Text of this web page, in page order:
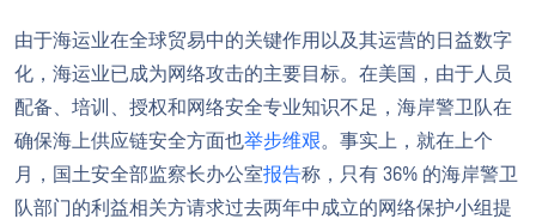
由于海运业在全球贸易中的关键作用以及其运营的日益数字
化，海运业已成为网络攻击的主要目标。在美国，由于人员
配备、培训、授权和网络安全专业知识不足，海岸警卫队在
确保海上供应链安全方面也举步维艰。事实上，就在上个
月，国土安全部监察长办公室报告称，只有 36% 的海岸警卫
队部门的利益相关方请求过去两年中成立的网络保护小组提